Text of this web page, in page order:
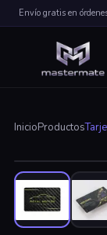
InicioProductos